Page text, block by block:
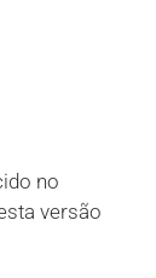
no
versão